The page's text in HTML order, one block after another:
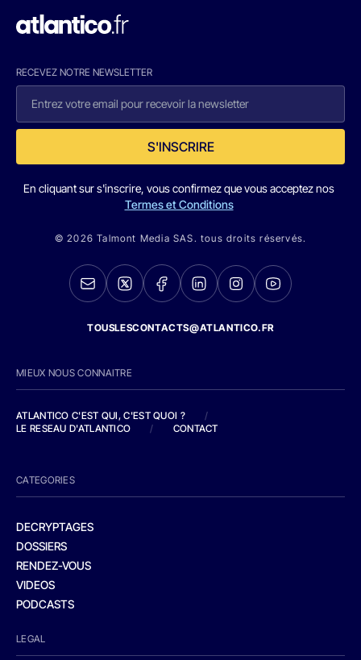
RECEVEZ NOTRE NEWSLETTER
S'INSCRIRE
En cliquant sur s'inscrire, vous confirmez que vous acceptez nos
Termes et Conditions
© 2026 Talmont Media SAS. tous droits réservés.
TOUSLESCONTACTS@ATLANTICO.FR
MIEUX NOUS CONNAITRE
ATLANTICO C'EST QUI, C'EST QUOI ?
/
LE RESEAU D'ATLANTICO
/ CONTACT
CATEGORIES
DECRYPTAGES
DOSSIERS
RENDEZ-VOUS
VIDEOS
PODCASTS
LEGAL